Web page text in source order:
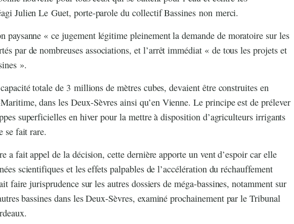
Julien Le Guet, porte-parole du collectif Bassines non merci.
paysanne « ce jugement légitime pleinement la demande de moratoire sur les
par de nombreuses associations, et l’arrêt immédiat « de tous les projets et
».
capacité totale de 3 millions de mètres cubes, devaient être construites en
dans les Deux-Sèvres ainsi qu’en Vienne. Le principe est de prélever
superficielles en hiver pour la mettre à disposition d’agriculteurs irrigants
se fait rare.
a fait appel de la décision, cette dernière apporte un vent d’espoir car elle
scientifiques et les effets palpables de l’accélération du réchauffement
faire jurisprudence sur les autres dossiers de méga-bassines, notamment sur
bassines dans les Deux-Sèvres, examiné prochainement par le Tribunal